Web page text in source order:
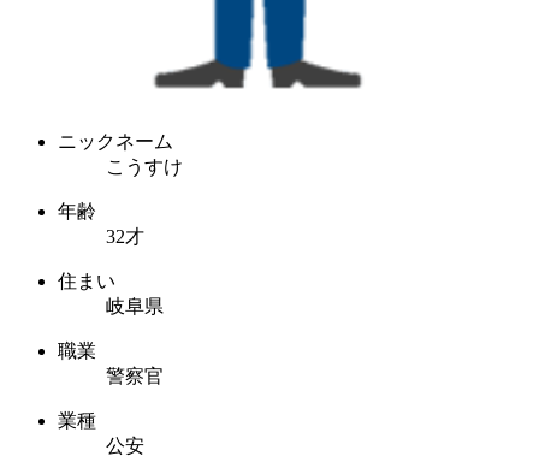
ニックネーム
こうすけ
年齢
32才
住まい
岐阜県
職業
警察官
業種
公安